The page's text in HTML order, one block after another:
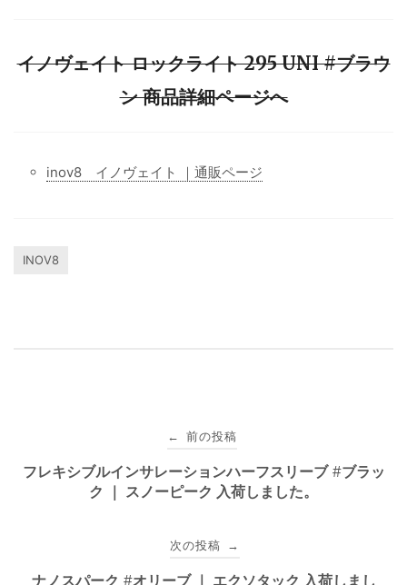
イノヴェイト ロックライト 295 UNI #ブラウ
ン 商品詳細ページへ
inov8 イノヴェイト ｜通販ページ
INOV8
稿
ゲ
← 前の投稿
フレキシブルインサレーションハーフスリーブ #ブラッ
ク ｜ スノーピーク 入荷しました。
次の投稿 →
ナノスパーク #オリーブ ｜ エクソタック 入荷しまし